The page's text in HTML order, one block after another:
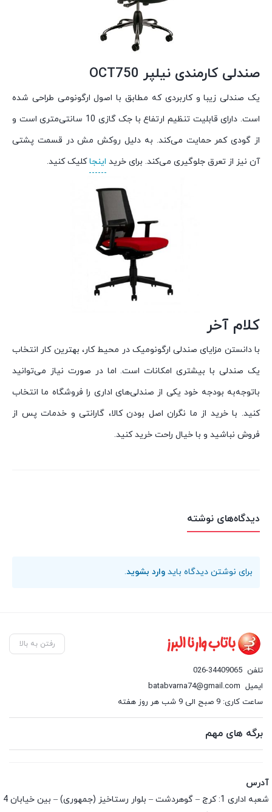
صندلی کارمندی نیلپر OCT750
یک صندلی زیبا و کاربردی که مطابق با اصول ارگونومی طراحی شده
است. دارای قابلیت تنظیم ارتفاع با جک گازی 10 سانتی‌متری است و
از گودی کمر حمایت می‌کند. به دلیل روکش مش در قسمت پشتی
آن نیز از تعرق جلوگیری می‌کند. برای خرید اینجاکلیک کنید.
کلام آخر
با دانستن مزایای صندلی ارگونومیک در محیط کار، بهترین کار انتخاب
یک صندلی با بیشتری امکانات است. اما در صورت نیاز می‌توانید
باتوجه‌به بودجه خود یکی از صندلی‌های اداری را فروشگاه ما انتخاب
کنید. با خرید از ما نگران اصل بودن کالا، گارانتی و خدمات پس از
فروش نباشید و با خیال راحت خرید کنید.
دیدگاه‌های نوشته
برای نوشتن دیدگاه باید وارد بشوید.
رفتن به بالا
تلفن 026-34409065
ایمیل batabvarna74@gmail.com
ساعت کاری: 9 صبح الی 9 شب هر روز هفته
برگه های مهم
آدرس
شعبه اداری 1: کرج – گوهردشت – بلوار رستاخیز (جمهوری) – بین خیابان 4